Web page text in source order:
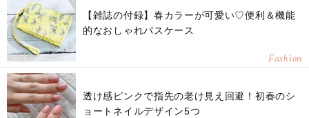
【雑誌の付録】春カラーが可愛い♡便利＆機能
的なおしゃれパスケース
Fashion
透け感ピンクで指先の老け見え回避！初春のシ
ョートネイルデザイン5つ